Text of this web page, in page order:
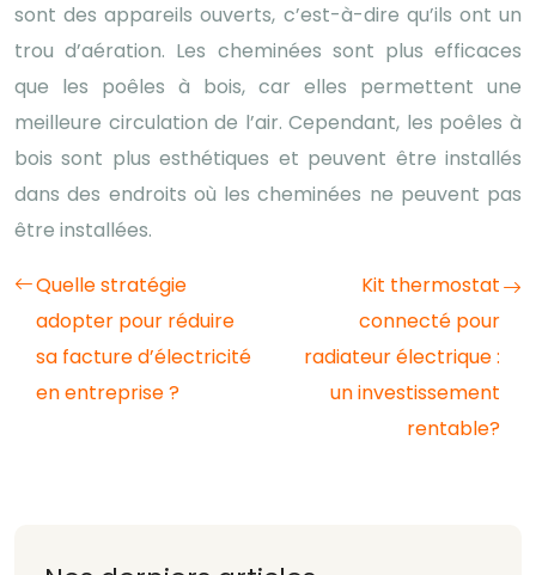
sont des appareils ouverts, c’est-à-dire qu’ils ont un
trou d’aération. Les cheminées sont plus efficaces
que les poêles à bois, car elles permettent une
meilleure circulation de l’air. Cependant, les poêles à
bois sont plus esthétiques et peuvent être installés
dans des endroits où les cheminées ne peuvent pas
être installées.
Quelle stratégie
adopter pour réduire
sa facture d’électricité
en entreprise ?
Kit thermostat
connecté pour
radiateur électrique :
un investissement
rentable?